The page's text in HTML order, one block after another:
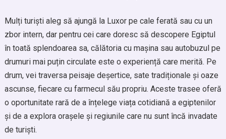
Mulți turiști aleg să ajungă la Luxor pe cale ferată sau cu un
zbor intern, dar pentru cei care doresc să descopere Egiptul
în toată splendoarea sa, călătoria cu mașina sau autobuzul pe
drumuri mai puțin circulate este o experiență care merită. Pe
drum, vei traversa peisaje deșertice, sate tradiționale și oaze
ascunse, fiecare cu farmecul său propriu. Aceste trasee oferă
o oportunitate rară de a înțelege viața cotidiană a egiptenilor
și de a explora orașele și regiunile care nu sunt încă invadate
de turiști.